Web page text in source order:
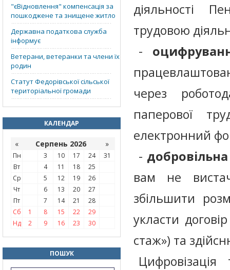
"єВідновлення" компенсація за
пошкоджене та знищене житло
Державна податкова служба
інформує
Ветерани, ветеранки та члени їх
родин
Статут Федорівської сільської
територіальної громади
КАЛЕНДАР
« Серпень 2026 »
Пн 3 10 17 24
31
Вт
4 11 18
25
Ср
5 12 19
26
Чт
6 13 20
27
Пт
7 14 21
28
Сб
1 8 15 22
29
Нд
2 9 16 23 30
ПОШУК
діяльності
трудовою
- о
через
паперової
електронний
- д
вам не
збільшити
укласти
стаж») та